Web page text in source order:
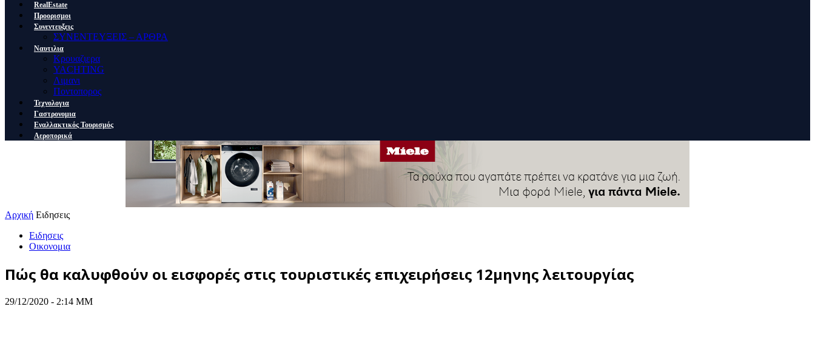
RealEstate
Προορισμοι
Συνεντευξεις
ΣΥΝΕΝΤΕΥΞΕΙΣ – ΑΡΘΡΑ
Ναυτιλια
Κρουαζιερα
YACHTING
Λιμανι
Ποντοπορος
Τεχνολογια
Γαστρονομια
Εναλλακτικός Τουρισμός
Αεροπορικά
Αρχική Ειδησεις
Ειδησεις
Οικονομια
Πώς θα καλυφθούν οι εισφορές στις τουριστικές επιχειρήσεις 12μηνης λειτουργίας
29/12/2020 - 2:14 ΜΜ